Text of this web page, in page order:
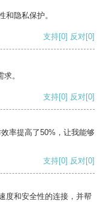
和隐私保护。
支持[0] 反对[0]
。
支持[0] 反对[0]
率提高了50%，让我能够
支持[0] 反对[0]
度和安全性的连接，并帮